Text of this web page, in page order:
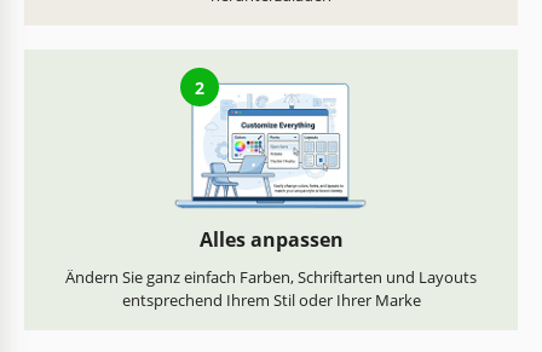
2
Alles anpassen
Ändern Sie ganz einfach Farben, Schriftarten und Layouts
entsprechend Ihrem Stil oder Ihrer Marke